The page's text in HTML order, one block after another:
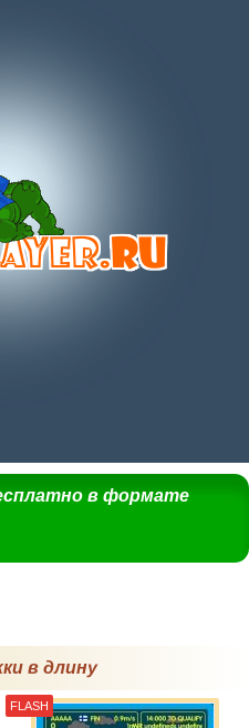
в формате
в длину
FLASH